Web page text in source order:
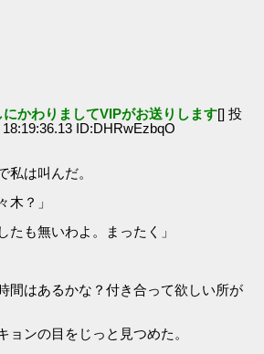
にかわりましてVIPがお送りします[] 投
ID:DHRwEzbqO
私は叫んだ。
木？」
たも無いわよ。まったく」
間はあるかな？付き合って欲しい所が
ョンの目をじっと見つめた。